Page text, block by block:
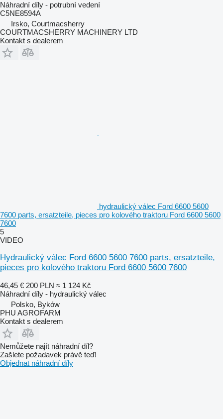
Náhradní díly - potrubní vedení
C5NE8594A
Irsko, Courtmacsherry
COURTMACSHERRY MACHINERY LTD
Kontakt s dealerem
hydraulický válec Ford 6600 5600
7600 parts, ersatzteile, pieces pro kolového traktoru Ford 6600 5600
7600
5
VIDEO
Hydraulický válec Ford 6600 5600 7600 parts, ersatzteile,
pieces pro kolového traktoru Ford 6600 5600 7600
46,45 € 200 PLN ≈ 1 124 Kč
Náhradní díly - hydraulický válec
Polsko, Byków
PHU AGROFARM
Kontakt s dealerem
Nemůžete najít náhradní díl?
Zašlete požadavek právě teď!
Objednat náhradní díly